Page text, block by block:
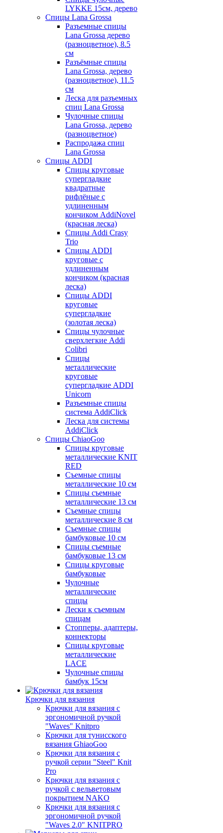
LYKKE 15см, дерево
Спицы Lana Grossa
Разъемные спицы
Lana Grossa дерево
(разноцветное), 8.5
см
Разъёмные спицы
Lana Grossa, дерево
(разноцветное), 11.5
см
Леска для разъемных
спиц Lana Grossa
Чулочные спицы
Lana Grossa, дерево
(разноцветное)
Распродажа спиц
Lana Grossa
Спицы ADDI
Спицы круговые
супергладкие
квадратные
рифлёные с
удлиненным
кончиком AddiNovel
(красная леска)
Спицы Addi Crasy
Trio
Спицы ADDI
круговые с
удлиненным
кончиком (красная
леска)
Спицы ADDI
круговые
супергладкие
(золотая леска)
Спицы чулочные
сверхлегкие Addi
Colibri
Спицы
металлические
круговые
супергладкие ADDI
Unicorn
Разъемные спицы
система AddiClick
Леска для системы
AddiClick
Спицы ChiaoGoo
Спицы круговые
металлические KNIT
RED
Съемные спицы
металлические 10 см
Спицы съемные
металлические 13 см
Съемные спицы
металлические 8 см
Съемные спицы
бамбуковые 10 см
Спицы съемные
бамбуковые 13 см
Спицы круговые
бамбуковые
Чулочные
металлические
спицы
Лески к съемным
спицам
Стопперы, адаптеры,
коннекторы
Спицы круговые
металлические
LACE
Чулочные спицы
бамбук 15см
Крючки для вязания
Крючки для вязания с
эргономичной ручкой
"Waves" Knitpro
Крючки для тунисского
вязания GhiaoGoo
Крючки для вязания с
ручкой серии "Steel" Knit
Pro
Крючки для вязания с
ручкой с вельветовым
покрытием NAKO
Крючки для вязания с
эргономичной ручкой
"Waves 2.0" KNITPRO